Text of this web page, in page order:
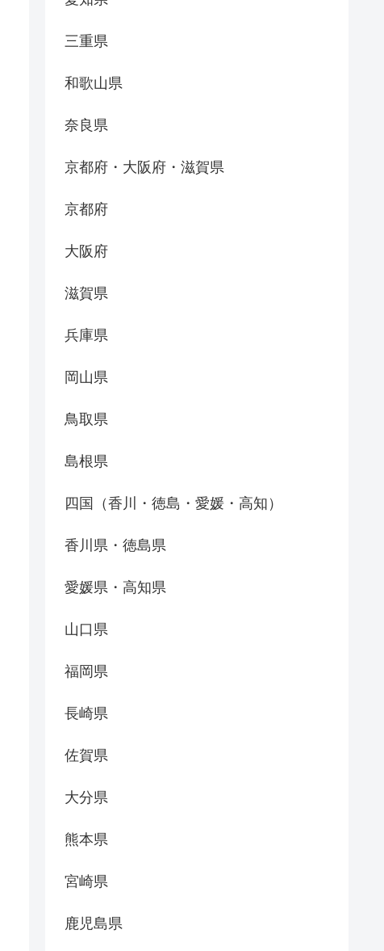
三重県
和歌山県
奈良県
京都府・大阪府・滋賀県
京都府
大阪府
滋賀県
兵庫県
岡山県
鳥取県
島根県
四国（香川・徳島・愛媛・高知）
香川県・徳島県
愛媛県・高知県
山口県
福岡県
長崎県
佐賀県
大分県
熊本県
宮崎県
鹿児島県